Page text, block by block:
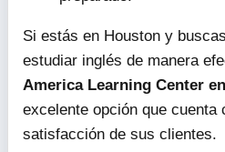
Si estás en Houston y
estudiar inglés de manera
America Learning Center
excelente opción que cuenta
satisfacción de sus clientes.